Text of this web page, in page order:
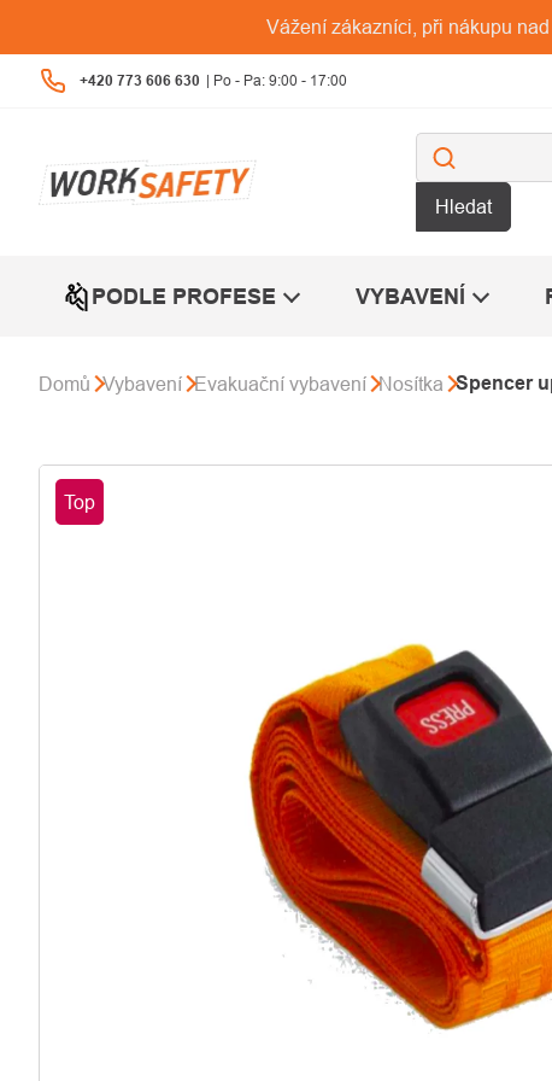
obsah
Vážení zákazníci, při nákupu
+420 773 606 630
Hledat
PODLE PROFESE VYBAVENÍ
Domů Vybavení Evakuační vybavení Nosítka Spencer
Top